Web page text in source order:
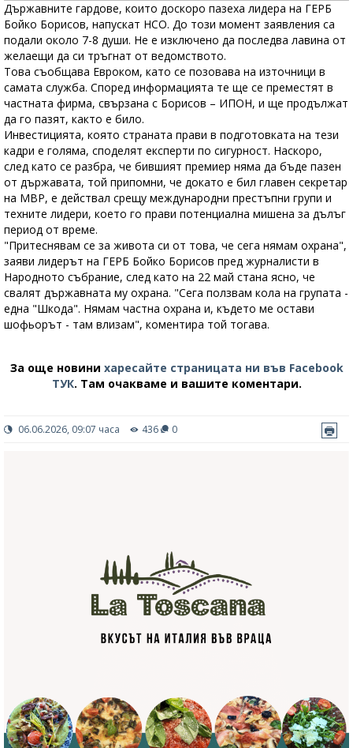
Държавните гардове, които доскоро пазеха лидера на ГЕРБ
Бойко Борисов, напускат НСО. До този момент заявления са
подали около 7-8 души. Не е изключено да последва лавина от
желаещи да си тръгнат от ведомството.
Това съобщава Евроком, като се позовава на източници в
самата служба. Според информацията те ще се преместят в
частната фирма, свързана с Борисов – ИПОН, и ще продължат
да го пазят, както е било.
Инвестицията, която страната прави в подготовката на тези
кадри е голяма, споделят експерти по сигурност. Наскоро,
след като се разбра, че бившият премиер няма да бъде пазен
от държавата, той припомни, че докато е бил главен секретар
на МВР, е действал срещу международни престъпни групи и
техните лидери, което го прави потенциална мишена за дълъг
период от време.
"Притеснявам се за живота си от това, че сега нямам охрана",
заяви лидерът на ГЕРБ Бойко Борисов пред журналисти в
Народното събрание, след като на 22 май стана ясно, че
свалят държавната му охрана. "Сега ползвам кола на групата -
една "Шкода". Нямам частна охрана и, където ме остави
шофьорът - там влизам", коментира той тогава.
За още новини харесайте страницата ни във Facebook
ТУК. Там очакваме и вашите коментари.
06.06.2026, 09:07 часа 436 0